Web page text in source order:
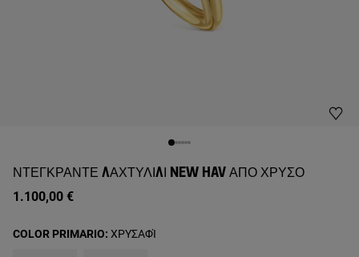
ΝΤΕΓΚΡΑΝΤΈ ΔΑΧΤΥΛΊΔΙ NEW HAV ΑΠΌ ΧΡΥΣΌ
1.100,00 €
COLOR PRIMARIO: ΧΡΥΣΑΦΊ